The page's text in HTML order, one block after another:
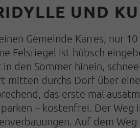
UND
Gemeinde Karres, nur
Felsriegel ist hübsch
den Sommer hinein,
mitten durchs Dorf über
das erste mal
– kostenfrei. Der
Auf dem